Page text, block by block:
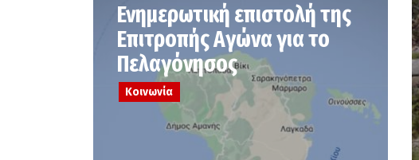
Ενημερωτική επιστολή της
Επιτροπής Αγώνα για το
Πελαγόνησος
Κοινωνία